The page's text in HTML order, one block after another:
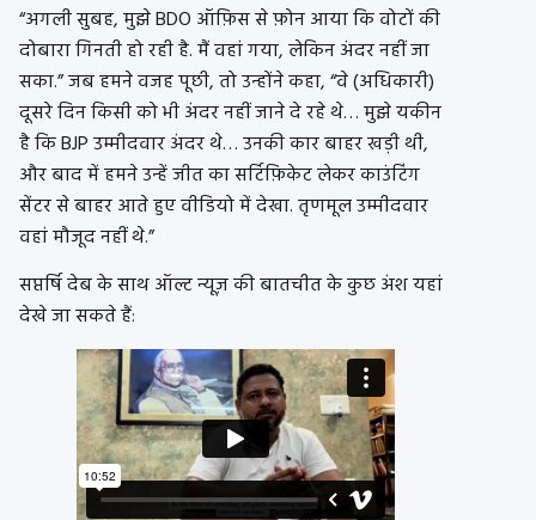
“अगली सुबह, मुझे BDO ऑफ़िस से फ़ोन आया कि वोटों की
दोबारा गिनती हो रही है. मैं वहां गया, लेकिन अंदर नहीं जा
सका.” जब हमने वजह पूछी, तो उन्होंने कहा, “वे (अधिकारी)
दूसरे दिन किसी को भी अंदर नहीं जाने दे रहे थे… मुझे यकीन
है कि BJP उम्मीदवार अंदर थे… उनकी कार बाहर खड़ी थी,
और बाद में हमने उन्हें जीत का सर्टिफ़िकेट लेकर काउंटिंग
सेंटर से बाहर आते हुए वीडियो में देखा. तृणमूल उम्मीदवार
वहां मौजूद नहीं थे.”
सप्तर्षि देब के साथ ऑल्ट न्यूज़ की बातचीत के कुछ अंश यहां
देखे जा सकते हैं: